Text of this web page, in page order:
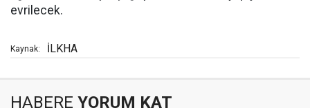
evrilecek.
Kaynak: İLKHA
HABERE YORUM KAT